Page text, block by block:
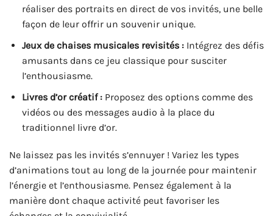
réaliser des portraits en direct de vos invités, une belle
façon de leur offrir un souvenir unique.
Jeux de chaises musicales revisités :Intégrez des défis
amusants dans ce jeu classique pour susciter
l’enthousiasme.
Livres d’or créatif :Proposez des options comme des
vidéos ou des messages audio à la place du
traditionnel livre d’or.
Ne laissez pas les invités s’ennuyer ! Variez les types
d’animations tout au long de la journée pour maintenir
l’énergie et l’enthousiasme. Pensez également à la
manière dont chaque activité peut favoriser les